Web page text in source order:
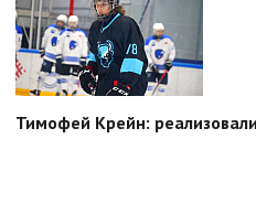
Тимофей Крейн: